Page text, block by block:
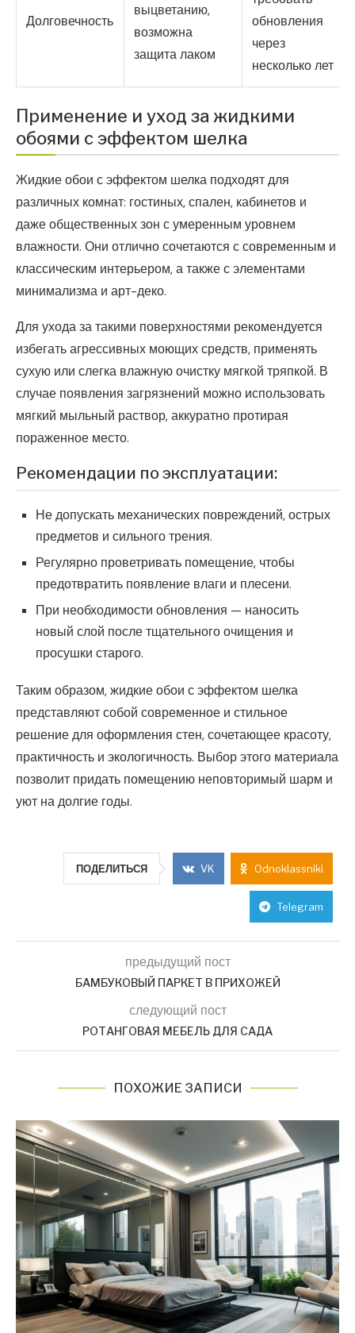
Долговечность
выцветанию,
возможна
защита лаком
обновления
через
несколько лет
Применение и уход за жидкими
обоями с эффектом шелка
Жидкие обои с эффектом шелка подходят для
различных комнат: гостиных, спален, кабинетов и
даже общественных зон с умеренным уровнем
влажности. Они отлично сочетаются с современным и
классическим интерьером, а также с элементами
минимализма и арт-деко.
Для ухода за такими поверхностями рекомендуется
избегать агрессивных моющих средств, применять
сухую или слегка влажную очистку мягкой тряпкой. В
случае появления загрязнений можно использовать
мягкий мыльный раствор, аккуратно протирая
пораженное место.
Рекомендации по эксплуатации:
Не допускать механических повреждений, острых
предметов и сильного трения.
Регулярно проветривать помещение, чтобы
предотвратить появление влаги и плесени.
При необходимости обновления — наносить
новый слой после тщательного очищения и
просушки старого.
Таким образом, жидкие обои с эффектом шелка
представляют собой современное и стильное
решение для оформления стен, сочетающее красоту,
практичность и экологичность. Выбор этого материала
позволит придать помещению неповторимый шарм и
уют на долгие годы.
ПОДЕЛИТЬСЯ VK Odnoklassniki
Telegram
предыдущий пост
БАМБУКОВЫЙ ПАРКЕТ В ПРИХОЖЕЙ
следующий пост
РОТАНГОВАЯ МЕБЕЛЬ ДЛЯ САДА
ПОХОЖИЕ ЗАПИСИ